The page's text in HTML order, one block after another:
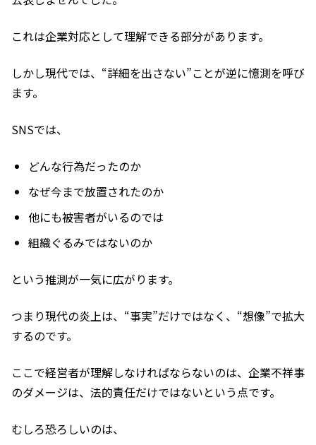
これは企業対応として理解できる部分があります。
しかし現代では、“詳細を出さない”ことが逆に憶測を呼び
ます。
SNSでは、
どんな行為だったのか
なぜ今まで放置されたのか
他にも被害者がいるのでは
組織ぐるみではないのか
という推測が一気に広がります。
つまり現代の炎上は、“事実”だけではなく、“想像”で拡大
するのです。
ここで経営者が理解しなければならないのは、企業不祥事
のダメージは、法的責任だけではないという点です。
むしろ恐ろしいのは、